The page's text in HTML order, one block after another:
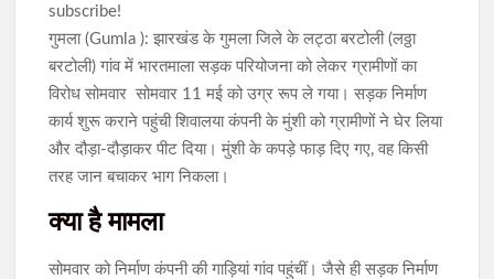
subscribe!
गुमला (Gumla ): झारखंड के गुमला जिले के लट्ठा बरटोली (लठ्ठा
बरटोली) गांव में भारतमाला सड़क परियोजना को लेकर ग्रामीणों का
विरोध सोमवार सोमवार 11 मई को उग्र रूप ले गया। सड़क निर्माण
कार्य शुरू कराने पहुंची शिवालया कंपनी के मुंशी को ग्रामीणों ने घेर लिया
और दौड़ा-दौड़ाकर पीट दिया। मुंशी के कपड़े फाड़ दिए गए, वह किसी
तरह जान बचाकर भाग निकला।
क्या है मामला
सोमवार को निर्माण कंपनी की गाड़ियां गांव पहुंचीं। जैसे ही सड़क निर्माण